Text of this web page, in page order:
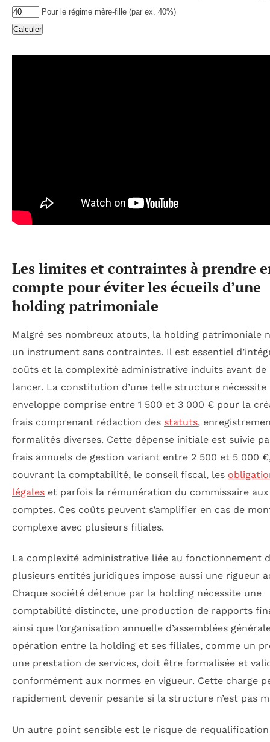
Pour le régime mère-fille (par ex. 40%)
Calculer
Les limites et contraintes à prendre
compte pour éviter les écueils d’une
holding patrimoniale
Malgré ses nombreux atouts, la holding patrimoniale
un instrument sans contraintes. Il est essentiel
coûts et la complexité administrative induits avant de
lancer. La constitution d’une telle structure nécessite
enveloppe comprise entre 1 500 et 3 000 € pour la
frais comprenant rédaction des statuts,
formalités diverses. Cette dépense initiale est suivie
frais annuels de gestion variant entre 2 500 et 5 000
couvrant la comptabilité, le conseil fiscal, les
légales et parfois la rémunération du commissaire aux
comptes. Ces coûts peuvent s’amplifier en cas de
complexe avec plusieurs filiales.
La complexité administrative liée au fonctionnement
plusieurs entités juridiques impose aussi une rigueur
Chaque société détenue par la holding nécessite une
comptabilité distincte, une production de rapports
ainsi que l’organisation annuelle d’assemblées
opération entre la holding et ses filiales, comme un
une prestation de services, doit être formalisée et
conformément aux normes en vigueur. Cette charge
rapidement devenir pesante si la structure n’est pas
Un autre point sensible est le risque de